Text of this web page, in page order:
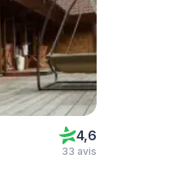
4,6
33 avis